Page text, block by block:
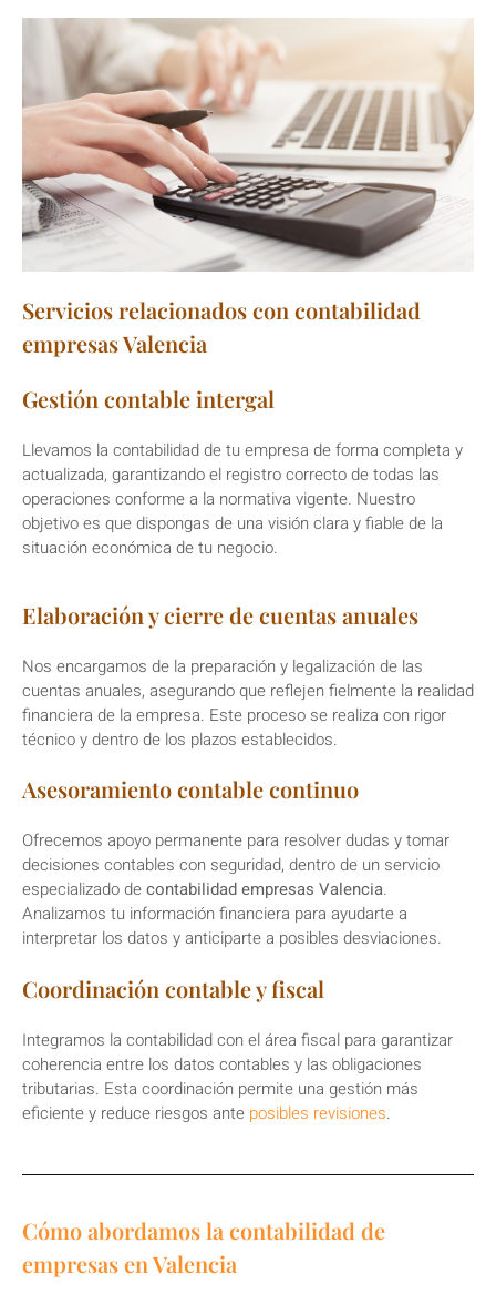
Servicios relacionados con contabilidad
empresas Valencia
Gestión contable intergal
Llevamos la contabilidad de tu empresa de forma completa y
actualizada, garantizando el registro correcto de todas las
operaciones conforme a la normativa vigente. Nuestro
objetivo es que dispongas de una visión clara y fiable de la
situación económica de tu negocio.
Elaboración y cierre de cuentas anuales
Nos encargamos de la preparación y legalización de las
cuentas anuales, asegurando que reflejen fielmente la realidad
financiera de la empresa. Este proceso se realiza con rigor
técnico y dentro de los plazos establecidos.
Asesoramiento contable continuo
Ofrecemos apoyo permanente para resolver dudas y tomar
decisiones contables con seguridad, dentro de un servicio
especializado decontabilidad empresas Valencia.
Analizamos tu información financiera para ayudarte a
interpretar los datos y anticiparte a posibles desviaciones.
Coordinación contable y fiscal
Integramos la contabilidad con el área fiscal para garantizar
coherencia entre los datos contables y las obligaciones
tributarias. Esta coordinación permite una gestión más
eficiente y reduce riesgos ante posibles revisiones.
Cómo abordamos la contabilidad de
empresas en Valencia